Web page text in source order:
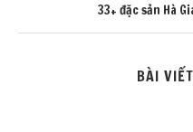
33+ đặc sản Hà
BÀI